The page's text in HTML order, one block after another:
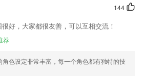
面更广。
144
好，大家都很友善，可以互相交流！
荐
角色设定非常丰富，每一个角色都有独特的技